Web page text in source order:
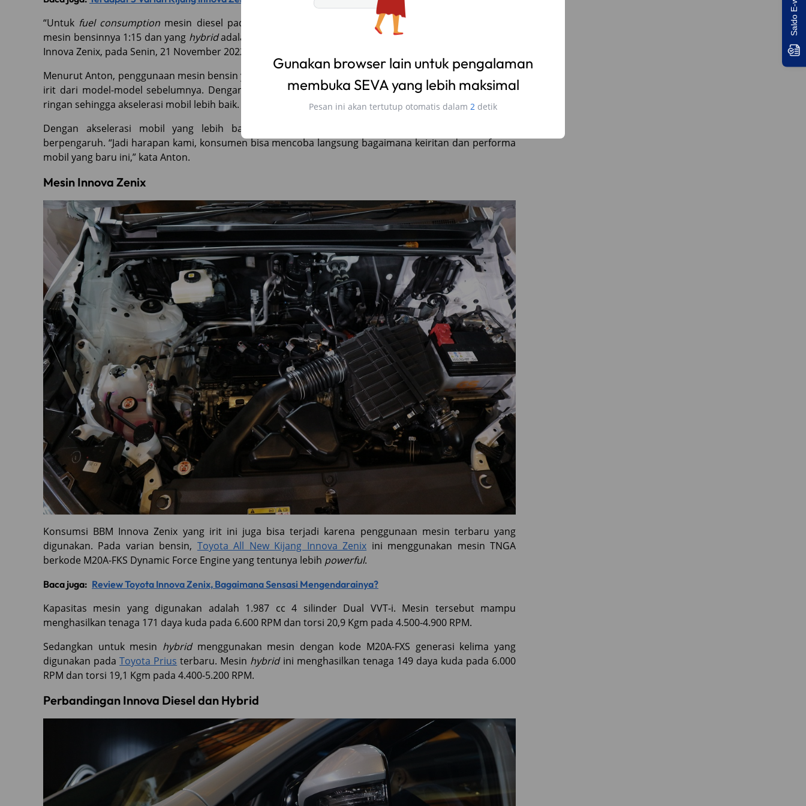
“Untuk fuel consumption mesin diesel pada mobil lama itu kira-kira 1:14 untuk mesin yang baru ini
mesin bensinnya 1:15 dan yang hybridadalah 1:21,” ujar Anton dalam peluncuran Toyota All New Kijang
Innova Zenix, pada Senin, 21 November 2022.
Menurut Anton, penggunaan mesin bensin yang baru serta mesin
pada mobil ini dipastikan lebih
irit dari model-model sebelumnya. Dengan penggunaan mesin baru, bobot mobil juga menjadi lebih
ringan sehingga akselerasi mobil lebih baik.
Dengan akselerasi mobil yang lebih baik, tentunya penggunaan bahan bakar juga akan ikut
berpengaruh. “Jadi harapan kami, konsumen bisa mencoba langsung bagaimana keiritan dan performa
mobil yang baru ini,” kata Anton.
Mesin Innova Zenix
Konsumsi BBM Innova Zenix yang irit ini juga bisa terjadi karena penggunaan mesin terbaru yang
digunakan. Pada varian bensin, Toyota All New Kijang Innova Zenix ini menggunakan mesin TNGA
berkode M20A-FKS Dynamic Force Engine yang tentunya lebih powerful.
Baca juga: Review Toyota Innova Zenix, Bagaimana Sensasi Mengendarainya?
Kapasitas mesin yang digunakan adalah 1.987 cc 4 silinder Dual VVT-i. Mesin tersebut mampu
menghasilkan tenaga 171 daya kuda pada 6.600 RPM dan torsi 20,9 Kgm pada 4.500-4.900 RPM.
Sedangkan untuk mesin hybridmenggunakan mesin dengan kode M20A-FXS generasi kelima yang
digunakan padaToyota Prius terbaru. Mesin hybridini menghasilkan tenaga 149 daya kuda pada 6.000
RPM dan torsi 19,1 Kgm pada 4.400-5.200 RPM.
Perbandingan Innova Diesel dan Hybrid